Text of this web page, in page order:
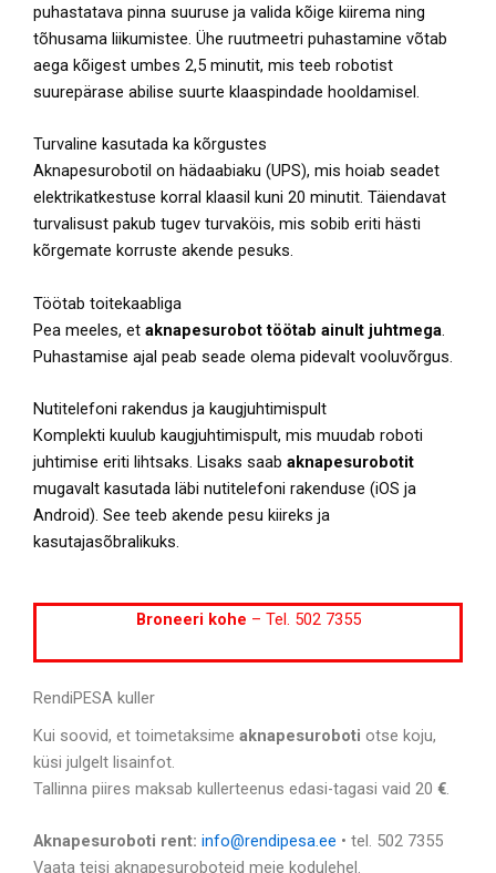
puhastatava pinna suuruse ja valida kõige kiirema ning
tõhusama liikumistee. Ühe ruutmeetri puhastamine võtab
aega kõigest umbes 2,5 minutit, mis teeb robotist
suurepärase abilise suurte klaaspindade hooldamisel.
Turvaline kasutada ka kõrgustes
Aknapesurobotil on hädaabiaku (UPS), mis hoiab seadet
elektrikatkestuse korral klaasil kuni 20 minutit. Täiendavat
turvalisust pakub tugev turvaköis, mis sobib eriti hästi
kõrgemate korruste akende pesuks.
Töötab toitekaabliga
Pea meeles, et aknapesurobot töötab ainult juhtmega.
Puhastamise ajal peab seade olema pidevalt vooluvõrgus.
Nutitelefoni rakendus ja kaugjuhtimispult
Komplekti kuulub kaugjuhtimispult, mis muudab roboti
juhtimise eriti lihtsaks. Lisaks saab aknapesurobotit
mugavalt kasutada läbi nutitelefoni rakenduse (iOS ja
Android). See teeb akende pesu kiireks ja
kasutajasõbralikuks.
Broneeri kohe – Tel. 502 7355
RendiPESA kuller
Kui soovid, et toimetaksime aknapesuroboti otse koju,
küsi julgelt lisainfot.
Tallinna piires maksab kullerteenus edasi-tagasi vaid 20 €.
Aknapesuroboti rent: info@rendipesa.ee • tel. 502 7355
Vaata teisi aknapesuroboteid meie kodulehel.